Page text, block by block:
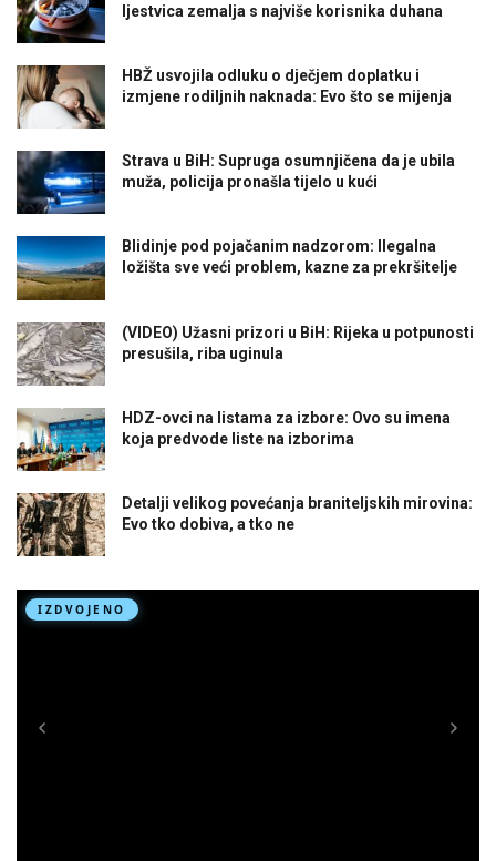
ljestvica zemalja s najviše korisnika duhana
HBŽ usvojila odluku o dječjem doplatku i
izmjene rodiljnih naknada: Evo što se mijenja
Strava u BiH: Supruga osumnjičena da je ubila
muža, policija pronašla tijelo u kući
Blidinje pod pojačanim nadzorom: Ilegalna
ložišta sve veći problem, kazne za prekršitelje
(VIDEO) Užasni prizori u BiH: Rijeka u potpunosti
presušila, riba uginula
HDZ-ovci na listama za izbore: Ovo su imena
koja predvode liste na izborima
Detalji velikog povećanja braniteljskih mirovina:
Evo tko dobiva, a tko ne